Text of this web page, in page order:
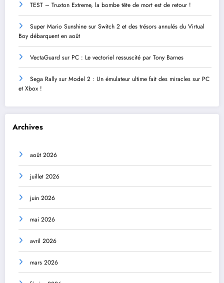
TEST – Truxton Extreme, la bombe tête de mort est de retour !
Super Mario Sunshine sur Switch 2 et des trésors annulés du Virtual
Boy débarquent en août
VectaGuard sur PC : Le vectoriel ressuscité par Tony Barnes
Sega Rally sur Model 2 : Un émulateur ultime fait des miracles sur PC
et Xbox !
Archives
août 2026
juillet 2026
juin 2026
mai 2026
avril 2026
mars 2026